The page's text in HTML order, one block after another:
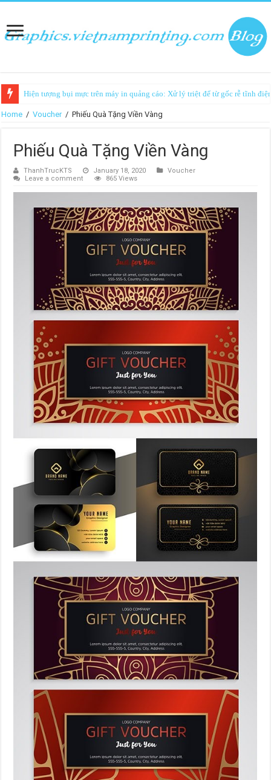
Hiện tượng bụi mực trên máy in quảng cáo: Xử lý triệt để từ gốc rễ tĩnh
Home / Voucher / Phiếu Quà Tặng Viền Vàng
Phiếu Quà Tặng Viền Vàng
ThanhTrucKTS January 18, 2020
Voucher
Leave a comment
865 Views